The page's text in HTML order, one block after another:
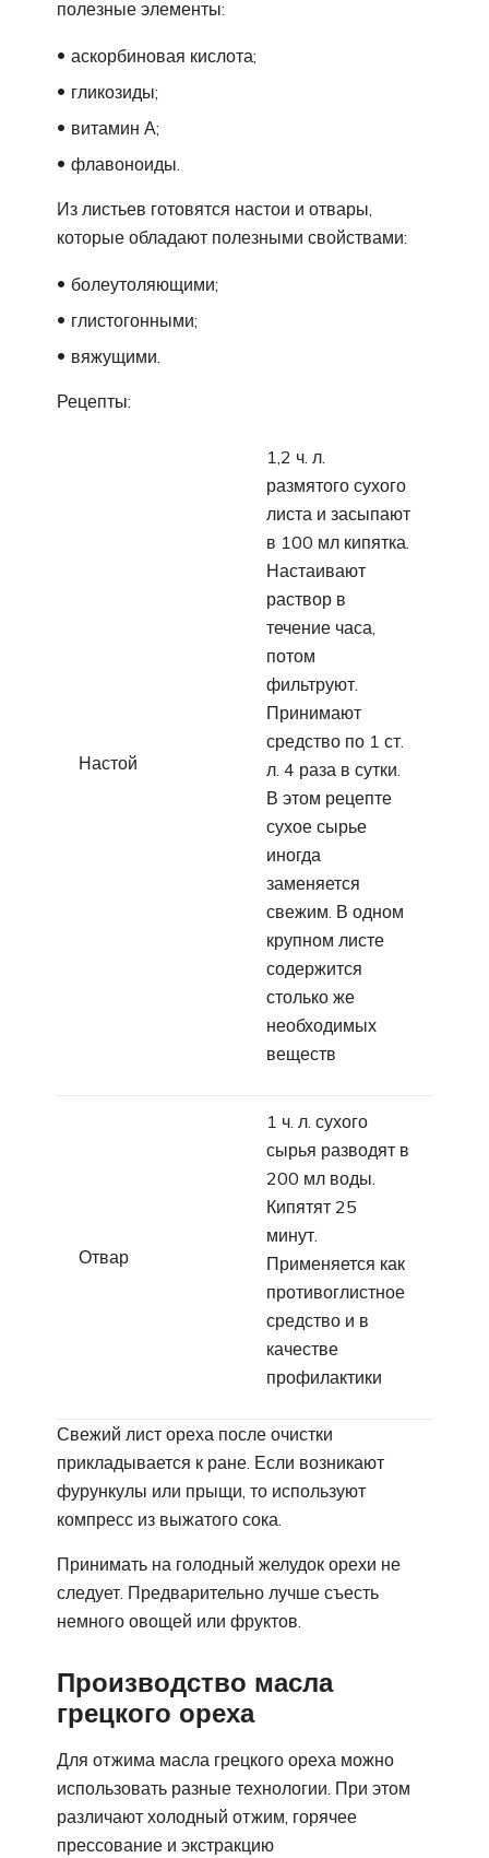
полезные элементы:
аскорбиновая кислота;
гликозиды;
витамин А;
флавоноиды.
Из листьев готовятся настои и отвары,
которые обладают полезными свойствами:
болеутоляющими;
глистогонными;
вяжущими.
Рецепты:
Настой
1,2 ч. л.
размятого сухого
листа и засыпают
в 100 мл кипятка.
Настаивают
раствор в
течение часа,
потом
фильтруют.
Принимают
средство по 1 ст.
л. 4 раза в сутки.
В этом рецепте
сухое сырье
иногда
заменяется
свежим. В одном
крупном листе
содержится
столько же
необходимых
веществ
Отвар
1 ч. л. сухого
сырья разводят в
200 мл воды.
Кипятят 25
минут.
Применяется как
противоглистное
средство и в
качестве
профилактики
Свежий лист ореха после очистки
прикладывается к ране. Если возникают
фурункулы или прыщи, то используют
компресс из выжатого сока.
Принимать на голодный желудок орехи не
следует. Предварительно лучше съесть
немного овощей или фруктов.
Производство масла
грецкого ореха
Для отжима масла грецкого ореха можно
использовать разные технологии. При этом
различают холодный отжим, горячее
прессование и экстракцию